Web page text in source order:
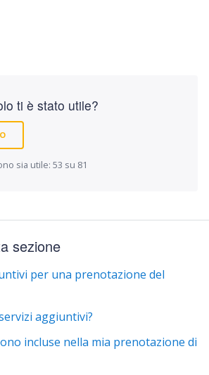
ti è stato utile?
sia utile: 53 su 81
sezione
per una prenotazione del
aggiuntivi?
incluse nella mia prenotazione di